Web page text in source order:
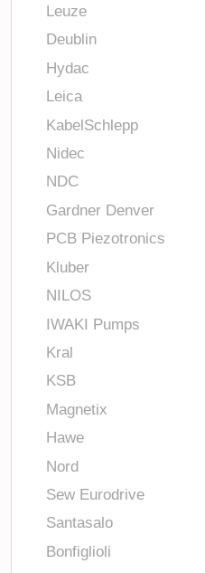
Leuze
Deublin
Hydac
Leica
KabelSchlepp
Nidec
NDC
Gardner Denver
PCB Piezotronics
Kluber
NILOS
IWAKI Pumps
Kral
KSB
Magnetix
Hawe
Nord
Sew Eurodrive
Santasalo
Bonfiglioli